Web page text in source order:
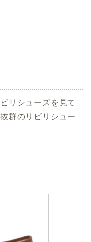
リシューズを見て
群のリビリシュー